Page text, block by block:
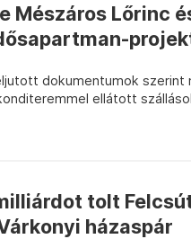
Mészáros Lőrinc
dokumentumok
ellátott
tolt
házaspár